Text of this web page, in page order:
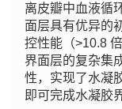
离皮瓣中血液循
面层具有优异的
控性能（>10.8
界面层的复杂集
性，实现了水凝
即可完成水凝胶